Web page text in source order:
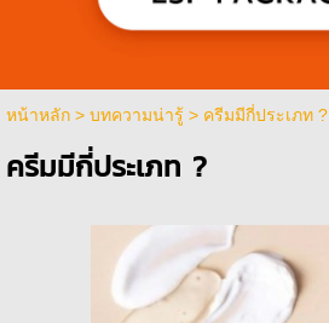
หน้าหลัก> บทความน่ารู้ > ครีมมีกี่ประเภท ?
ครีมมีกี่ประเภท ?